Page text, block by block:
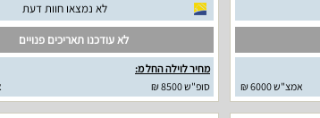
אמצ"ש 6000 ₪
לא נמצאו חוות דעת
לא עודכנו תאריכים פנויים
מחיר לוילה החל מ:
סופ"ש 8500 ₪